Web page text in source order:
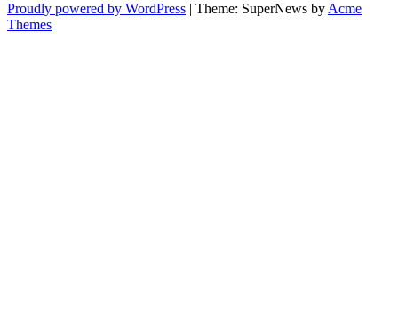
Proudly powered by WordPress | Theme: SuperNews by Acme
Themes